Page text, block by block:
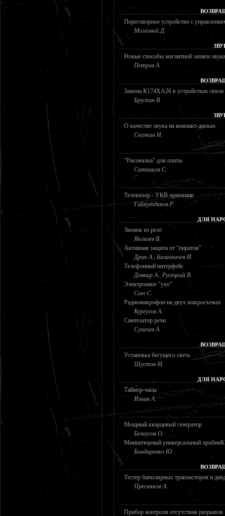
Переговорное устройство с
Мозговой Д.
Новые способы магнитной записи звука
Петров А.
Замена К174ХА26 в устройствах связи
Брускин В.
О качестве звука на компакт-дисках
Скулкин И.
"Рисовалка" для платы
Ситников С.
Телевизор - УКВ приемник
Гайнутдинов Р.
ДЛЯ
Звонок из реле
Яковлев В.
Активная защита от "пиратов"
Дрик А., Балахничев И.
Телефонный интерфейс
Довнар А., Русецкий В.
Электронное "ухо"
Сыч С.
Радиомикрофон на двух микросхемах
Кургузов А.
Синтезатор речи
Сухачев А.
Установка бегущего света
Шустов М.
ДЛЯ
Таймер-часы
Ильин А.
Мощный кварцевый генератор
Белоусов О.
Миниатюрный универсальный
Бондаренко Ю.
Тестер биполярных транзисторов и
Пресняков А.
Прибор контроля отсутствия разрывов